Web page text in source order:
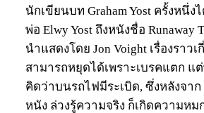
นักเขียนบท Graham Yost ครั้งหนึ่ง
พ่อ Elwy Yost ถึงหนังชื่อ Runaway
นำแสดงโดย Jon Voight เรื่องราว
สามารถหยุดได้เพราะเบรคแตก แ
คิดว่าบนรถไฟมีระเบิด, ซึ่งหลังจาก
หนัง ล่วงรู้ความจริง ก็เกิดความหม